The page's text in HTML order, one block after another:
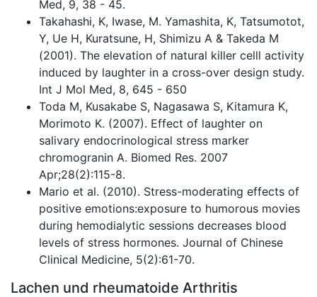
Med, 9, 38 - 45.
Takahashi, K, Iwase, M. Yamashita, K, Tatsumotot,
Y, Ue H, Kuratsune, H, Shimizu A & Takeda M
(2001). The elevation of natural killer celll activity
induced by laughter in a cross-over design study.
Int J Mol Med, 8, 645 - 650
Toda M, Kusakabe S, Nagasawa S, Kitamura K,
Morimoto K. (2007). Effect of laughter on
salivary endocrinological stress marker
chromogranin A. Biomed Res. 2007
Apr;28(2):115-8.
Mario et al. (2010). Stress-moderating effects of
positive emotions:exposure to humorous movies
during hemodialytic sessions decreases blood
levels of stress hormones. Journal of Chinese
Clinical Medicine, 5(2):61-70.
Lachen und rheumatoide Arthritis